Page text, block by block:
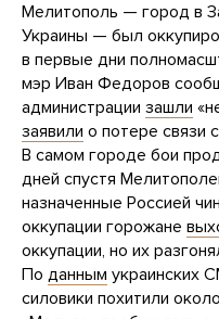
Мелитополь — город в
Украины — был
в первые дни
мэр Иван Федоров
администрации зашли
заявили о потере связи
В самом городе бои
дней спустя
назначенные Россией
оккупации горожане
оккупации, но их
По данным украинских
силовики похитили